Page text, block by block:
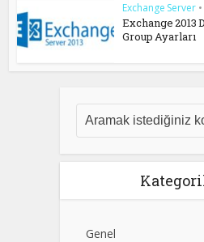
Exchange Server •
Exchange 2013
Group Ayarları
Genel